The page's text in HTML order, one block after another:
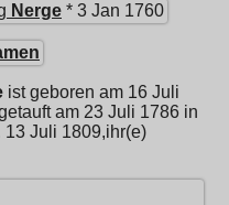
Nerge * 3 Jan 1760
ist geboren am 16 Juli
am 23 Juli 1786 in
13 Juli 1809,ihr(e)